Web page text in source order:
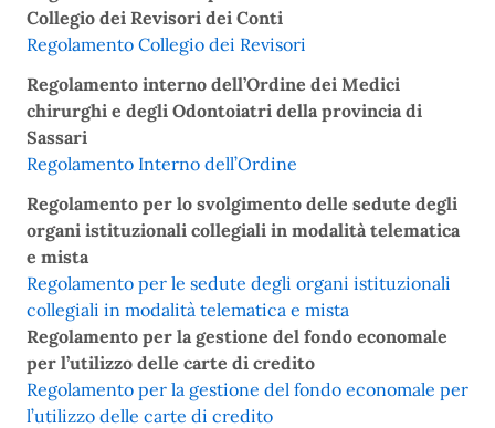
Collegio dei Revisori dei Conti
Regolamento Collegio dei Revisori
Regolamento interno dell’Ordine dei Medici
chirurghi e degli Odontoiatri della provincia di
Sassari
Regolamento Interno dell’Ordine
Regolamento per lo svolgimento delle sedute degli
organi istituzionali collegiali in modalità telematica
e mista
Regolamento per le sedute degli organi istituzionali
collegiali in modalità telematica e mista
Regolamento per la gestione del fondo economale
per l’utilizzo delle carte di credito
Regolamento per la gestione del fondo economale per
l’utilizzo delle carte di credito